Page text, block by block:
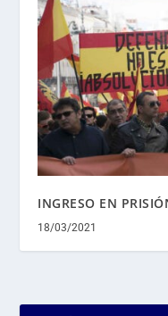
INGRESO EN
18/03/2021